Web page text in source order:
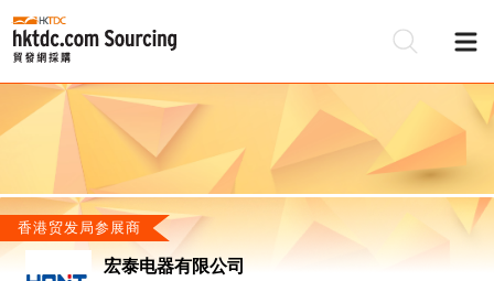
香港贸发局参展商
宏泰电器有限公司